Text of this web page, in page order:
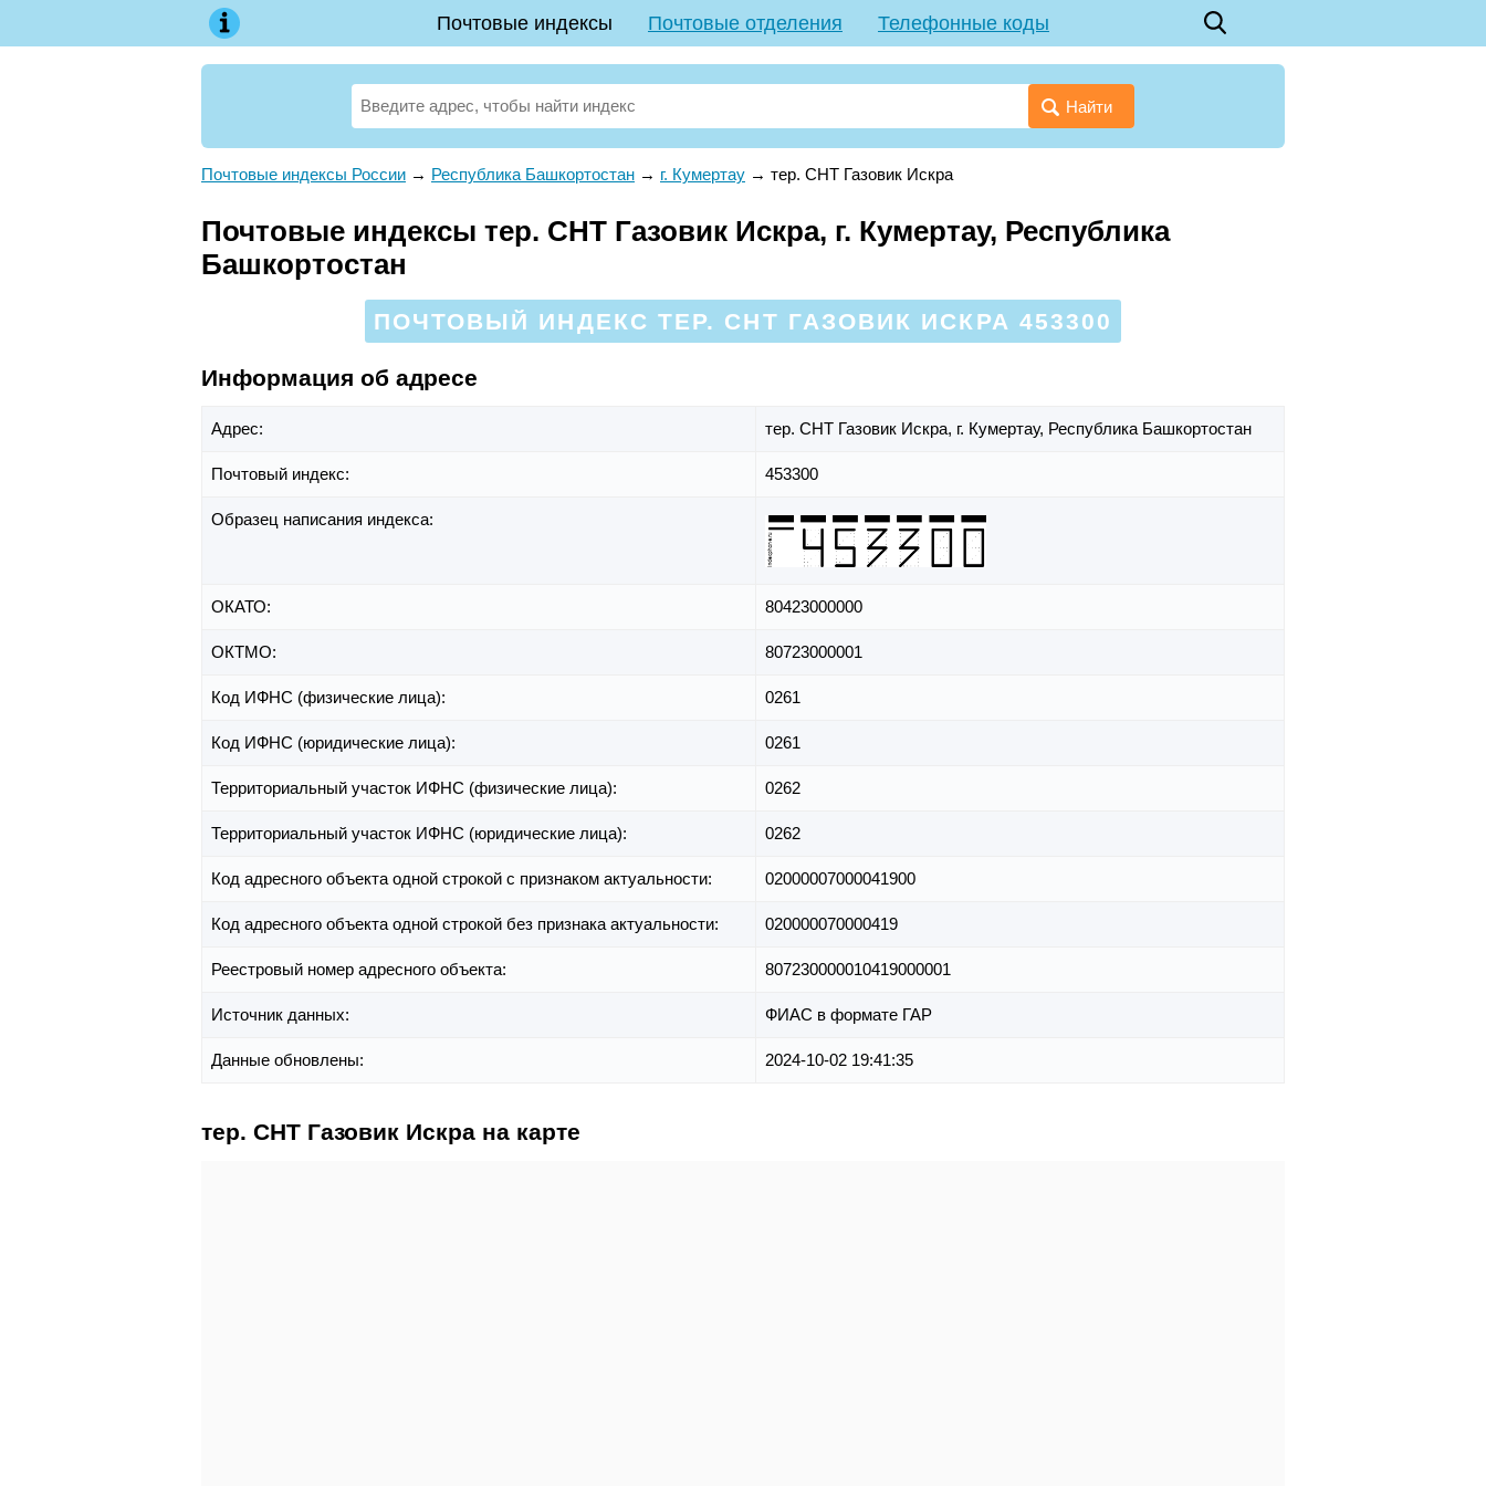
Почтовые индексы Почтовые отделения Телефонные коды
Найти
Почтовые индексы России → Республика Башкортостан → г. Кумертау → тер. СНТ Газовик Искра
Почтовые индексы тер. СНТ Газовик Искра, г. Кумертау, Республика
Башкортостан
ПОЧТОВЫЙ ИНДЕКС ТЕР. СНТ ГАЗОВИК ИСКРА 453300
Информация об адресе
Адрес: тер. СНТ Газовик Искра, г. Кумертау, Республика Башкортостан
Почтовый индекс: 453300
Образец написания индекса:
ОКАТО: 80423000000
ОКТМО: 80723000001
Код ИФНС (физические лица): 0261
Код ИФНС (юридические лица): 0261
Территориальный участок ИФНС (физические лица): 0262
Территориальный участок ИФНС (юридические лица): 0262
Код адресного объекта одной строкой с признаком актуальности: 02000007000041900
Код адресного объекта одной строкой без признака актуальности: 020000070000419
Реестровый номер адресного объекта: 807230000010419000001
Источник данных: ФИАС в формате ГАР
Данные обновлены: 2024-10-02 19:41:35
тер. СНТ Газовик Искра на карте